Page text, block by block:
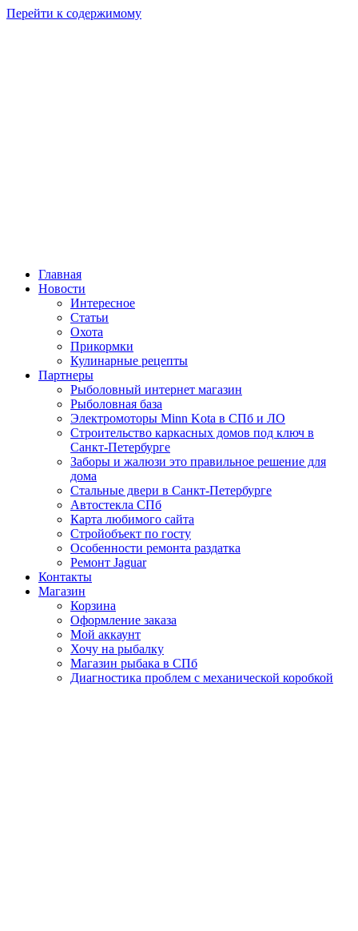
Перейти к содержимому
Главная
Новости
Интересное
Статьи
Охота
Прикормки
Кулинарные рецепты
Партнеры
Рыболовный интернет магазин
Рыболовная база
Электромоторы Minn Kota в СПб и ЛО
Строительство каркасных домов под ключ в
Санкт-Петербурге
Заборы и жалюзи это правильное решение для
дома
Стальные двери в Санкт-Петербурге
Автостекла СПб
Карта любимого сайта
Стройобъект по госту
Особенности ремонта раздатка
Ремонт Jaguar
Контакты
Магазин
Корзина
Оформление заказа
Мой аккаунт
Хочу на рыбалку
Магазин рыбака в СПб
Диагностика проблем с механической коробкой